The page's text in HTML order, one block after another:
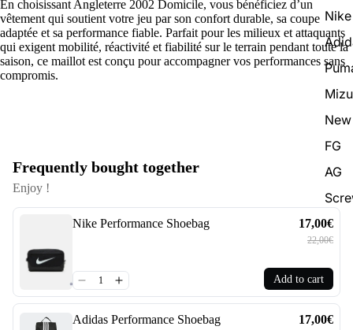
Nike
FG
AG
En choisissant Angleterre 2002 Domicile, vous bénéficiez d’un
vêtement qui soutient votre jeu par son confort durable, sa coupe
adaptée et sa performance fiable. Parfait pour les milieux et attaquants
qui exigent mobilité, réactivité et fiabilité sur le terrain pendant toute la
saison, ce maillot est conçu pour accompagner vos performances sans
compromis.
Frequently bought together
Enjoy !
Nike Performance Shoebag 17,00€
22,00€
Add to cart
Adidas Performance Shoebag 17,00€